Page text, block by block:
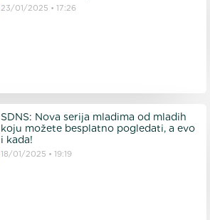
23/01/2025 17:26
SDNS: Nova serija mladima od mladih
koju možete besplatno pogledati, a evo
i kada!
18/01/2025 19:19